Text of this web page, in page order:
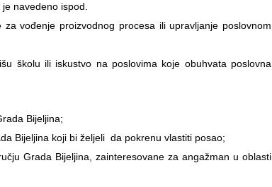
navedeno ispod.
vođenje proizvodnog procesa ili upravljanje poslovnom
školu ili iskustvo na poslovima koje obuhvata poslovna
Bijeljina;
Bijeljina koji bi željeli da pokrenu vlastiti posao;
Grada Bijeljina, zainteresovane za angažman u oblasti